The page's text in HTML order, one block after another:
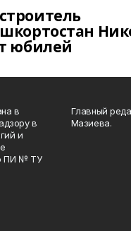
юбилей
в
в
и
ПИ № ТУ
Главный
Мазиева.